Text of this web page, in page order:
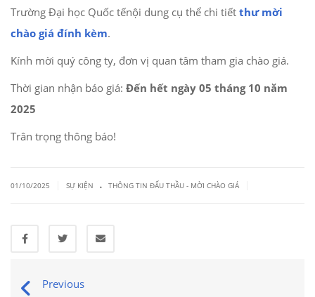
Trường Đại học Quốc tếnội dung cụ thể chi tiết thư mời
chào giá đính kèm.
Kính mời quý công ty, đơn vị quan tâm tham gia chào giá.
Thời gian nhận báo giá: Đến hết ngày 05 tháng 10 năm
2025
Trân trọng thông báo!
01/10/2025 SỰ KIỆN . THÔNG TIN ĐẤU THẦU - MỜI CHÀO GIÁ
Previous